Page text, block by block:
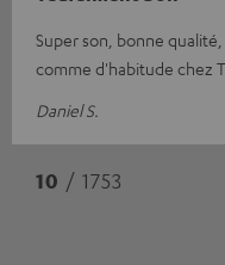
Super son, bonne
comme d'habitude chez
Daniel S.
10 / 1753